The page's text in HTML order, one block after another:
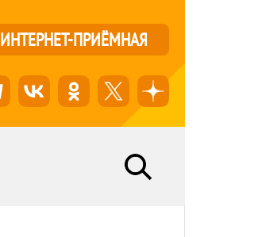
ИНТЕРНЕТ-ПРИЁМНАЯ